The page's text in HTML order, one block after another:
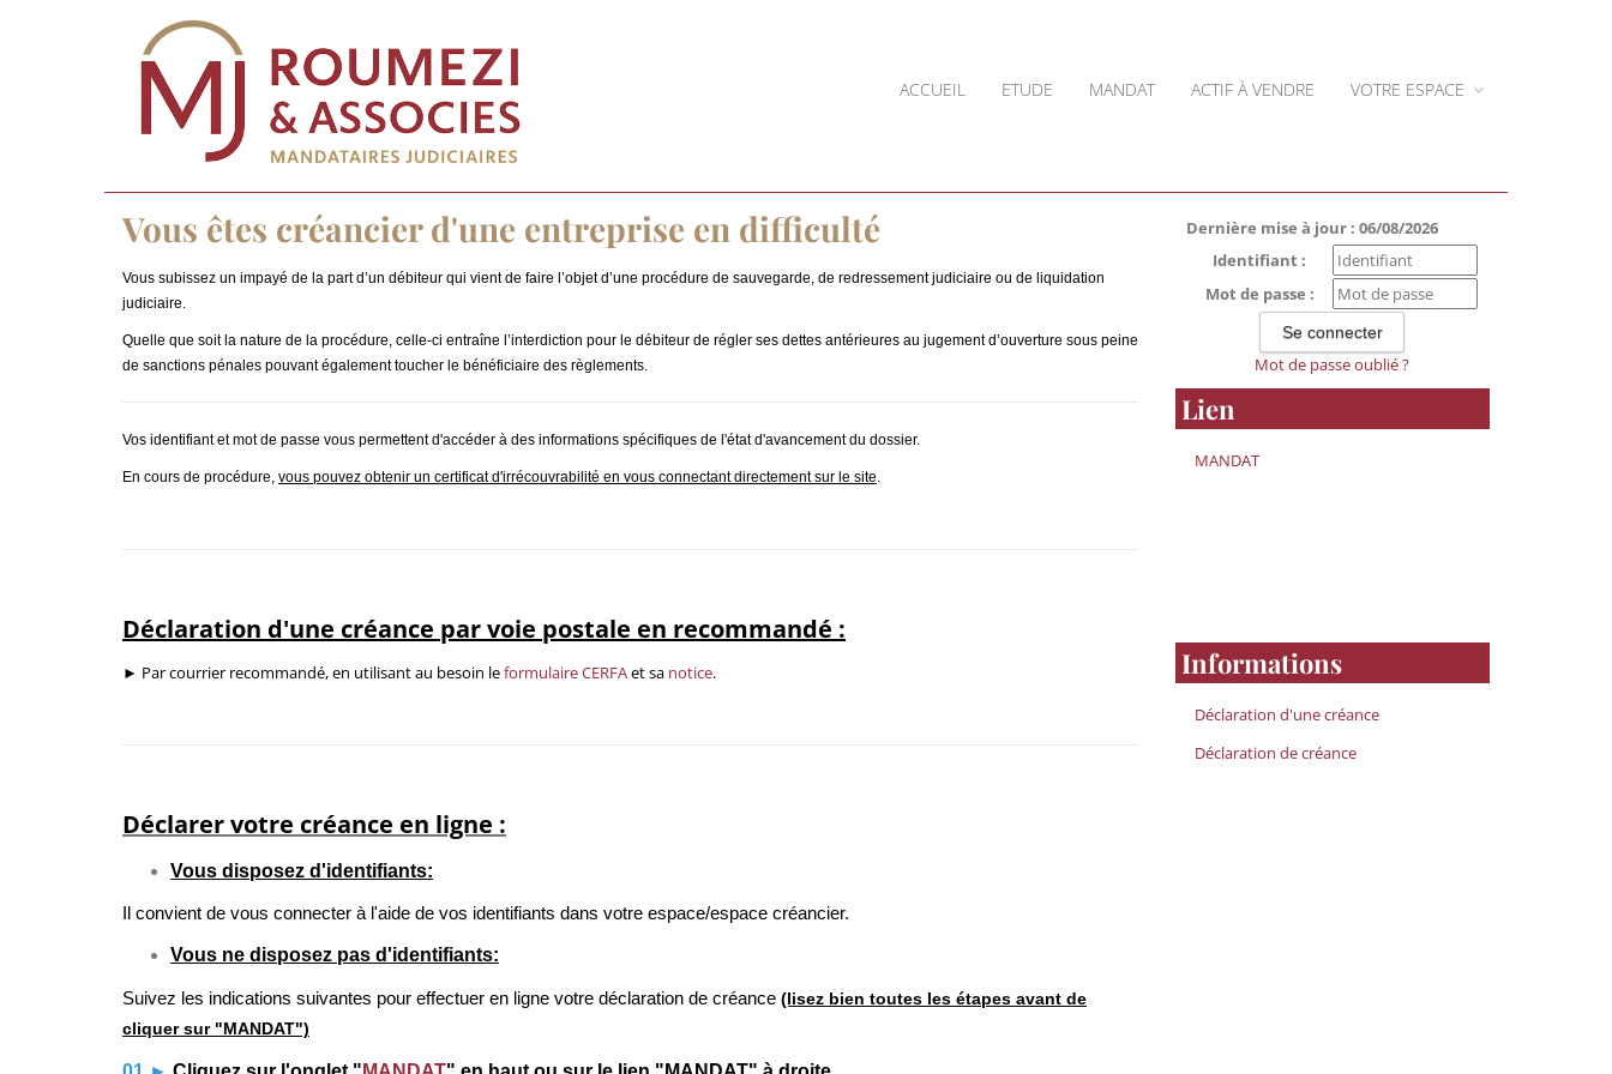
ACCUEIL ETUDE MANDAT ACTIF À VENDRE VOTRE ESPACE
Dernière mise à jour : 06/08/2026
Identifiant :
Mot de passe :
Mot de passe oublié ?
Lien
MANDAT
Informations
Déclaration d'une créance
Déclaration de créance
Vous êtes créancier d'une entreprise en difficulté
Vous subissez un impayé de la part d’un débiteur qui vient de faire l’objet d’une procédure de sauvegarde, de redressement judiciaire ou de liquidation
judiciaire.
Quelle que soit la nature de la procédure, celle-ci entraîne l’interdiction pour le débiteur de régler ses dettes antérieures au jugement d’ouverture sous peine
de sanctions pénales pouvant également toucher le bénéficiaire des règlements.
Vos identifiant et mot de passe vous permettent d'accéder à des informations spécifiques de l'état d'avancement du dossier.
En cours de procédure, vous pouvez obtenir un certificat d'irrécouvrabilité en vous connectant directement sur le site.
Déclaration d'une créance par voie postale en recommandé :
► Par courrier recommandé, en utilisant au besoin leformulaire CERFAet sa notice.
Déclarer votre créance en ligne :
Vous disposez d'identifiants:
Il convient de vous connecter à l'aide de vos identifiants dans votre espace/espace créancier.
Vous ne disposez pas d'identifiants:
Suivez les indications suivantes pour effectuer en ligne votre déclaration de créance (lisez bien toutes les étapes avant de
cliquer sur "MANDAT")